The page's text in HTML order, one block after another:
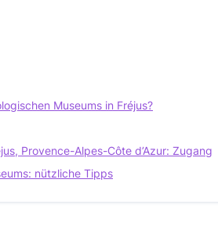
Museums in Fréjus?
Provence-Alpes-Côte d’Azur: Zugang
nützliche Tipps